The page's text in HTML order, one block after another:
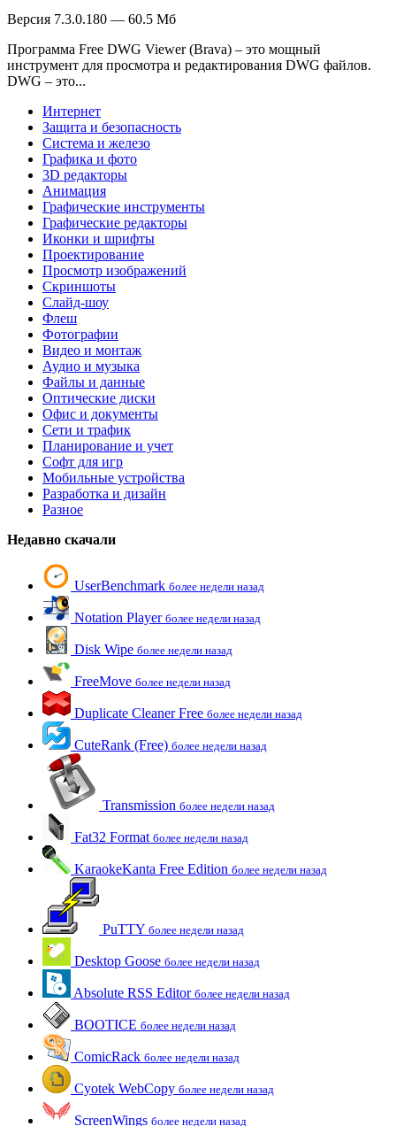
Версия 7.3.0.180 — 60.5 Мб
Программа Free DWG Viewer (Brava) – это мощный
инструмент для просмотра и редактирования DWG файлов.
DWG – это...
Интернет
Защита и безопасность
Система и железо
Графика и фото
3D редакторы
Анимация
Графические инструменты
Графические редакторы
Иконки и шрифты
Проектирование
Просмотр изображений
Скриншоты
Слайд-шоу
Флеш
Фотографии
Видео и монтаж
Аудио и музыка
Файлы и данные
Оптические диски
Офис и документы
Сети и трафик
Планирование и учет
Софт для игр
Мобильные устройства
Разработка и дизайн
Разное
Недавно скачали
UserBenchmark более недели назад
Notation Player более недели назад
Disk Wipe более недели назад
FreeMove более недели назад
Duplicate Cleaner Free более недели назад
CuteRank (Free) более недели назад
Transmission более недели назад
Fat32 Format более недели назад
KaraokeKanta Free Edition более недели назад
PuTTY более недели назад
Desktop Goose более недели назад
Absolute RSS Editor более недели назад
BOOTICE более недели назад
ComicRack более недели назад
Cyotek WebCopy более недели назад
ScreenWings более недели назад